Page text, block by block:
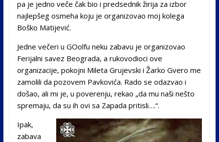
pa je jedno veče čak bio i predsednik žirija za izbor
najlepšeg osmeha koju je organizovao moj kolega
Boško Matijević.
Jedne večeri u GOolfu neku zabavu je organizovao
Ferijalni savez Beograda, a rukovodioci ove
organizacije, pokojni Mileta Grujevski i Žarko Gvero me
zamolili da pozovem Pavkovića. Rado se odazvao i
došao, ali mi je, u poverenju, rekao „da mu naši nešto
spremaju, da su ih ovi sa Zapada pritisli….“.
Ipak,
zabava